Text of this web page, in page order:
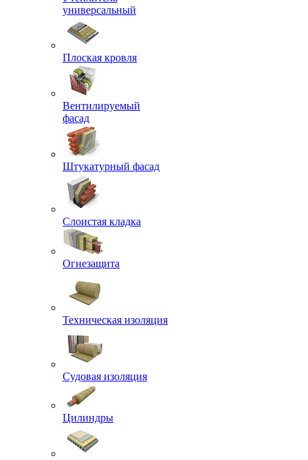
универсальный
Плоская кровля
Вентилируемый
фасад
Штукатурный фасад
Слоистая кладка
Огнезащита
Техническая изоляция
Судовая изоляция
Цилиндры